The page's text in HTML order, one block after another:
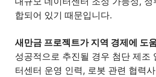
합되어 있기 때문입니다.
새만금 프로젝트가 지역 경제에 도
성공적으로 추진될 경우 첨단 제조
터센터 운영 인력, 로봇 관련 협력